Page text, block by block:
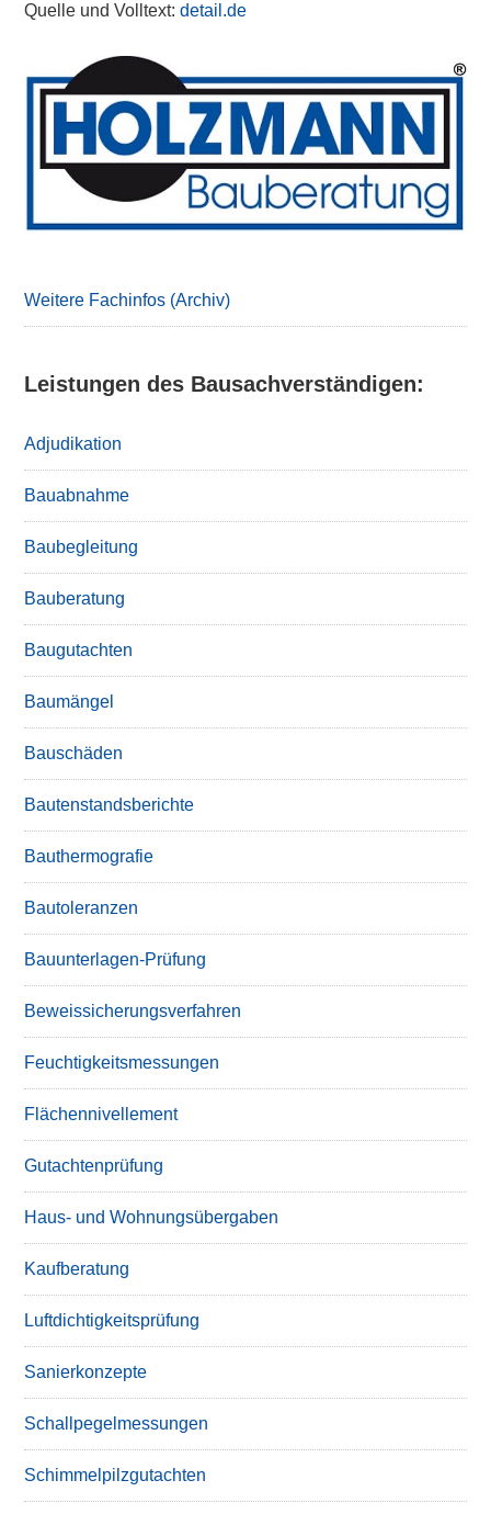
Quelle und Volltext:detail.de
Primary
Sidebar
Weitere Fachinfos (Archiv)
Leistungen des Bausachverständigen:
Adjudikation
Bauabnahme
Baubegleitung
Bauberatung
Baugutachten
Baumängel
Bauschäden
Bautenstandsberichte
Bauthermografie
Bautoleranzen
Bauunterlagen-Prüfung
Beweissicherungsverfahren
Feuchtigkeitsmessungen
Flächennivellement
Gutachtenprüfung
Haus- und Wohnungsübergaben
Kaufberatung
Luftdichtigkeitsprüfung
Sanierkonzepte
Schallpegelmessungen
Schimmelpilzgutachten